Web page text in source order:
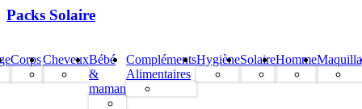
Packs Solaire
CorpsCheveuxBébé
&
maman
Compléments
Alimentaires
HygièneSolaireHomme